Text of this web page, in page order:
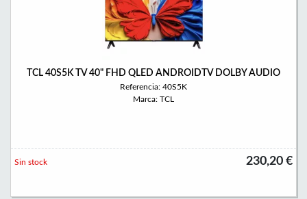
TCL 40S5K TV 40" FHD QLED ANDROIDTV DOLBY AUDIO
Referencia: 40S5K
Marca: TCL
230,20 €
Sin stock